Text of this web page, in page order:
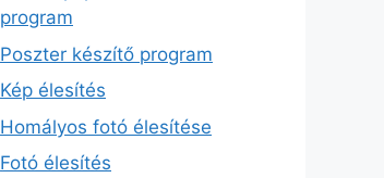
program
Poszter készítő program
Kép élesítés
Homályos fotó élesítése
Fotó élesítés